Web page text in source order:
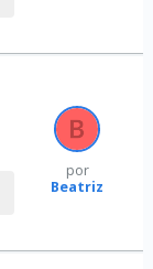
por
Beatriz